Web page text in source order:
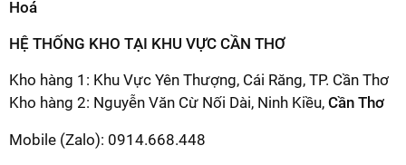
Hoá
HỆ THỐNG KHO TẠI KHU VỰC CẦN THƠ
Kho hàng 1: Khu Vực Yên Thượng, Cái Răng, TP. Cần Thơ
Kho hàng 2: Nguyễn Văn Cừ Nối Dài, Ninh Kiều, Cần Thơ
Mobile (Zalo): 0914.668.448